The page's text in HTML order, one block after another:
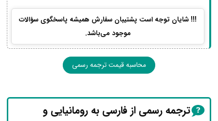
!!! شایان توجه است پشتیبان سفارش همیشه پاسخگوی سؤالات
موجود می‌باشد.
محاسبه قیمت ترجمه رسمی
ترجمه رسمی از فارسی به رومانیایی و